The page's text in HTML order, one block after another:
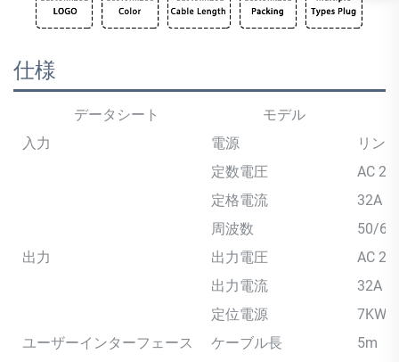
仕様
データシート
モデル
入力
電源
リン+
定数電圧
AC
定格電流
32A
周波数
50/
出力
出力電圧
AC
出力電流
32A
定位電源
7KW
ユーザーインターフェース
ケーブル長
5m